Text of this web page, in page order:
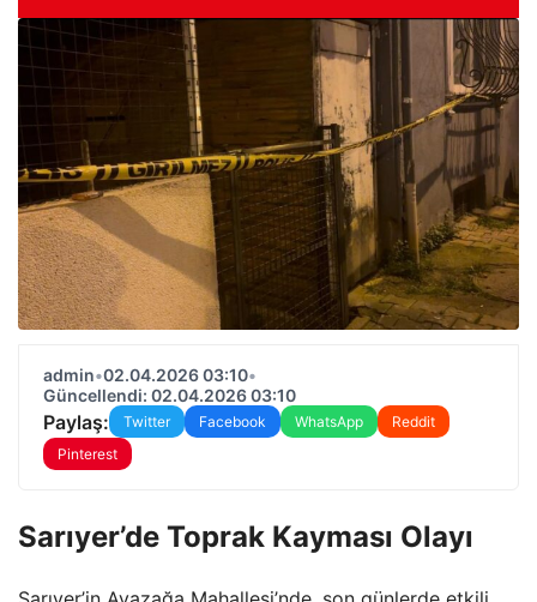
admin•02.04.2026 03:10•
Güncellendi: 02.04.2026 03:10
Paylaş: Twitter Facebook WhatsApp
Reddit
Pinterest
Sarıyer’de Toprak Kayması Olayı